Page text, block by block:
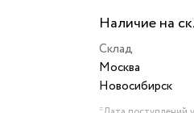
Наличие на
Склад
Москва
Новосибирск